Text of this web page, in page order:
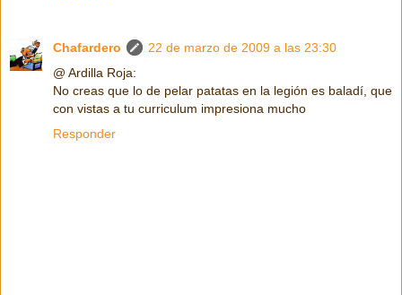
Chafardero
22 de marzo de 2009 a las 23:30
@ Ardilla Roja:
No creas que lo de pelar patatas en la legión es baladí, que
con vistas a tu curriculum impresiona mucho
Responder